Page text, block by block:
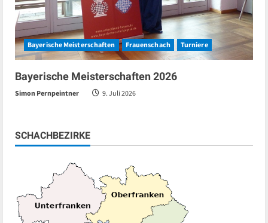
Bayerische Meisterschaften Frauenschach Turniere
Bayerische Meisterschaften 2026
Simon Pernpeintner 9. Juli 2026
SCHACHBEZIRKE